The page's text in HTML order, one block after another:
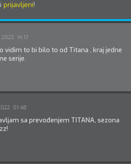
prijavljeni!
14:17
vidim to bi bilo to od Titana , kraj jedne
serije.
01:48
sa prevođenjem TITANA, sezona